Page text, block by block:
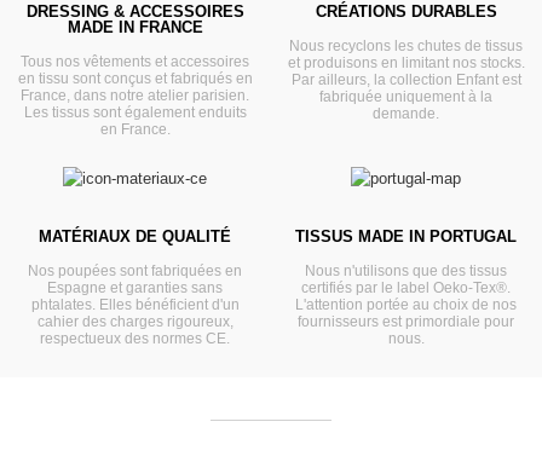
DRESSING & ACCESSOIRES
MADE IN FRANCE
Tous nos vêtements et accessoires
en tissu sont conçus et fabriqués en
France, dans notre atelier parisien.
Les tissus sont également enduits
en France.
CRÉATIONS DURABLES
Nous recyclons les chutes de tissus
et produisons en limitant nos stocks.
Par ailleurs, la collection Enfant est
fabriquée uniquement à la
demande.
MATÉRIAUX DE QUALITÉ
Nos poupées sont fabriquées en
Espagne et garanties sans
phtalates. Elles bénéficient d'un
cahier des charges rigoureux,
respectueux des normes CE.
TISSUS MADE IN PORTUGAL
Nous n'utilisons que des tissus
certifiés par le label Oeko-Tex®.
L'attention portée au choix de nos
fournisseurs est primordiale pour
nous.